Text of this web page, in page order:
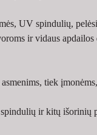
UV spindulių,
ir vidaus
tiek
ir kitų išorinių